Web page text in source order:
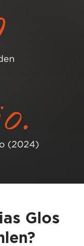
(2024)
Glos